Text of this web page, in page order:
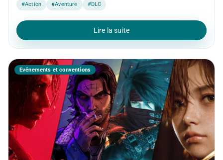
#Action #Aventure #DLC
Lire la suite
Événements et conventions